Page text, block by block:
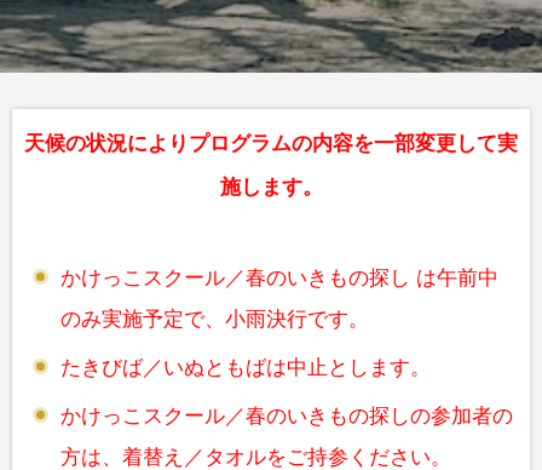
天候の状況によりプログラムの内容を一部変更して実
施します。
かけっこスクール／春のいきもの探し は午前中
のみ実施予定で、小雨決行です。
たきびば／いぬともばは中止とします。
かけっこスクール／春のいきもの探しの参加者の
方は、着替え／タオルをご持参ください。